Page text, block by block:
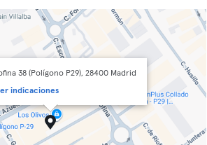
38 (Polígono P29), 28400 Madrid
indicaciones